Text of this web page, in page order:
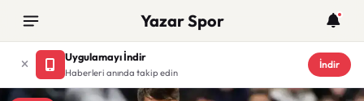
Yazar Spor
Uygulamayı İndir
Haberleri anında takip edin
İndir